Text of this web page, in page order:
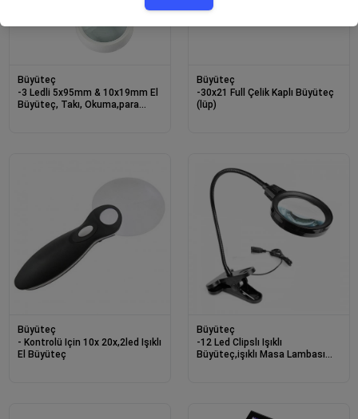
Büyüteç
-3 Ledli 5x95mm & 10x19mm El
Büyüteç, Takı, Okuma,para
Büyüteç
-30x21 Full Çelik Kaplı Büyüteç
(lüp)
Büyüteç
- Kontrolü Için 10x 20x,2led Işıklı
El Büyüteç
Büyüteç
-12 Led Clipslı Işıklı
Büyüteç,işıklı Masa Lambası